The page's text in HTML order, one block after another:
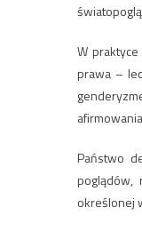
W
prawa –
Państwo
poglądów,
określonej